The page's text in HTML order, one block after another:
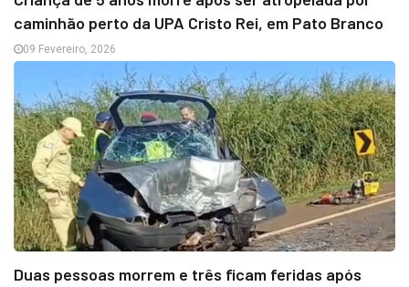
caminhão perto da UPA Cristo Rei, em Pato Branco
09 Fevereiro, 2026
Duas pessoas morrem e três ficam feridas após